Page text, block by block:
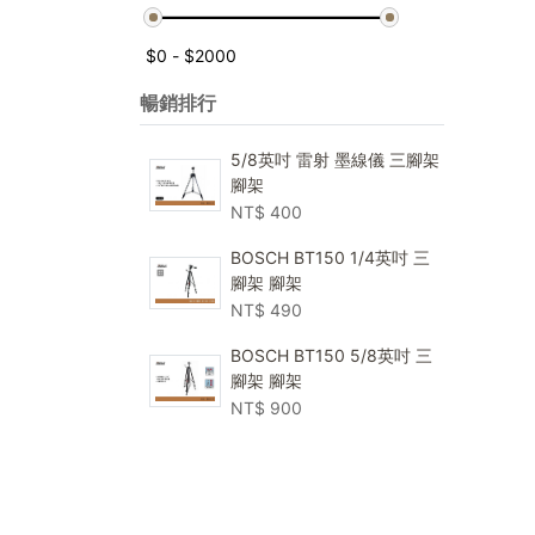
暢銷排行
5/8英吋 雷射 墨線儀 三腳架
腳架
NT$ 400
BOSCH BT150 1/4英吋 三
腳架 腳架
NT$ 490
BOSCH BT150 5/8英吋 三
腳架 腳架
NT$ 900